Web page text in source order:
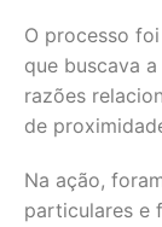
O processo
que buscava
razões
de
Na ação,
particulares e